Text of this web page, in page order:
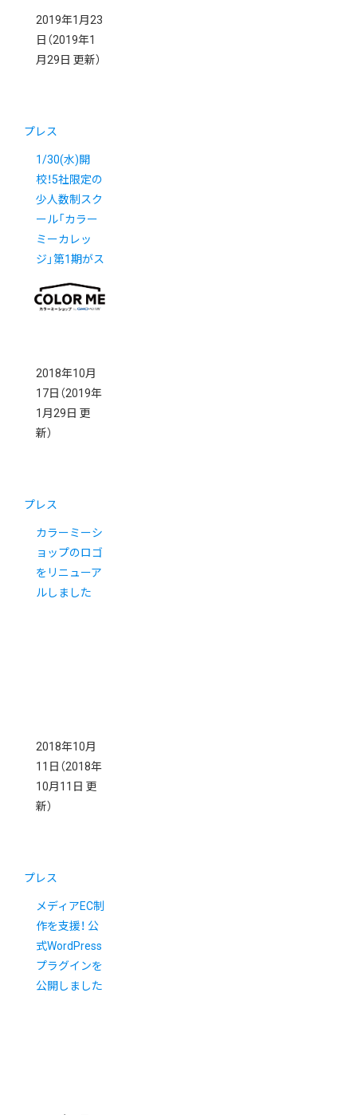
2019年1月23
日 （2019年1
月29日 更新）
プレス
1/30(水)開
校！5社限定の
少人数制スク
ール「カラー
ミーカレッ
ジ」第1期がス
2018年10月
17日 （2019年
1月29日 更
新）
プレス
カラーミーシ
ョップのロゴ
をリニューア
ルしました
2018年10月
11日 （2018年
10月11日 更
新）
プレス
メディアEC制
作を支援！ 公
式WordPress
プラグインを
公開しました